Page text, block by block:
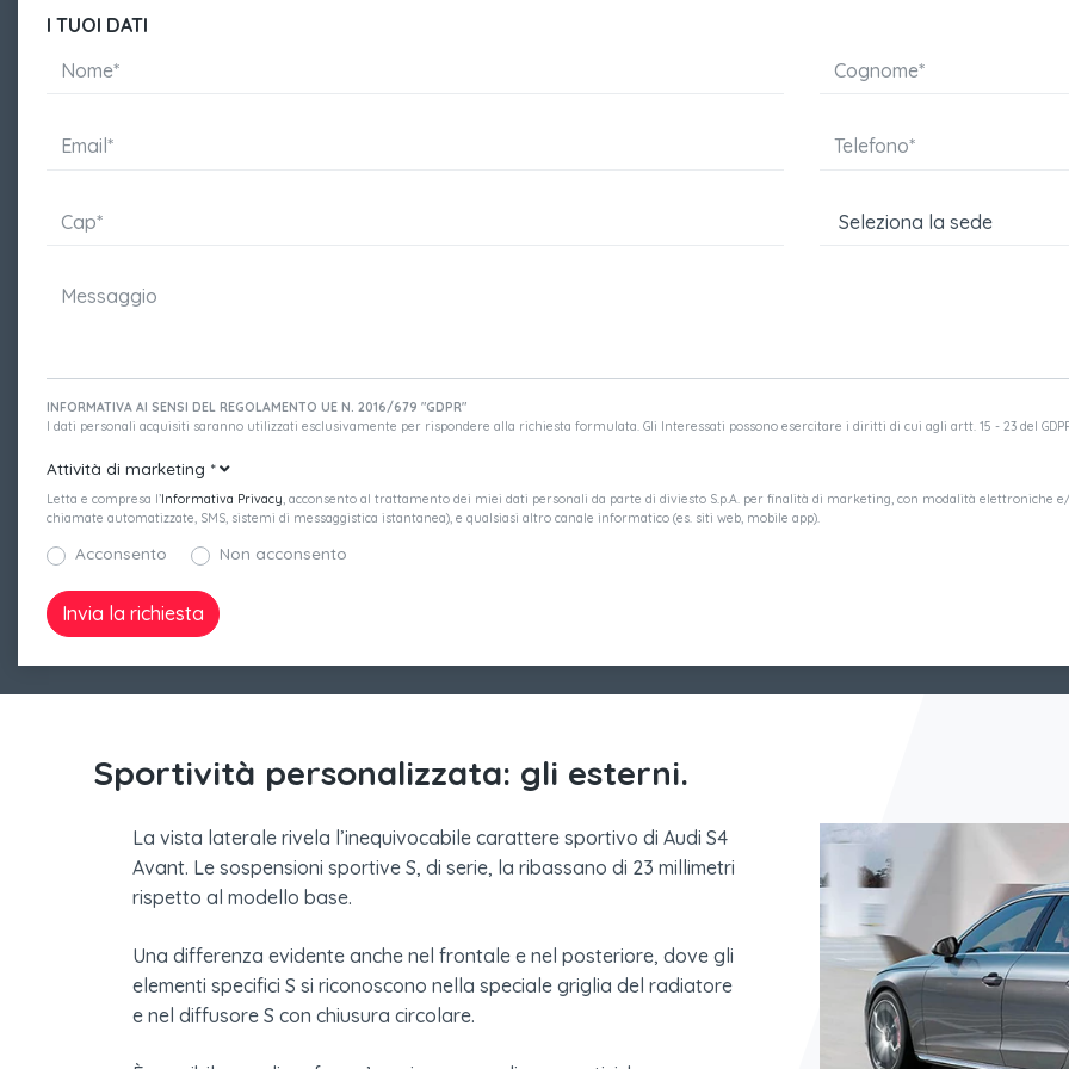
I TUOI DATI
INFORMATIVA AI SENSI DEL REGOLAMENTO UE N. 2016/679 "GDPR"
I dati personali acquisiti saranno utilizzati esclusivamente per rispondere alla richiesta formulata. Gli Interessati possono esercitare i diritti di cui agli artt. 15 - 23 del
Attività di marketing *
Letta e compresa l’Informativa Privacy, acconsento al trattamento dei miei dati personali da parte di diviesto S.p.A. per finalità di marketing, con modalità elettroniche
chiamate automatizzate, SMS, sistemi di messaggistica istantanea), e qualsiasi altro canale informatico (es. siti web, mobile app).
Acconsento Non acconsento
Sportività personalizzata: gli esterni.
La vista laterale rivela l’inequivocabile carattere sportivo di Audi S4
Avant. Le sospensioni sportive S, di serie, la ribassano di 23 millimetri
rispetto al modello base.
Una differenza evidente anche nel frontale e nel posteriore, dove gli
elementi specifici S si riconoscono nella speciale griglia del radiatore
e nel diffusore S con chiusura circolare.